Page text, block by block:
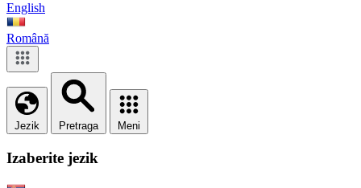
English
Română
Jezik Pretraga Meni
Izaberite jezik